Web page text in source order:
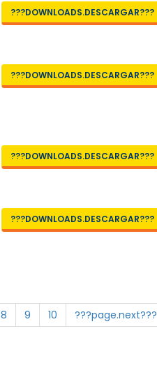
???DOWNLOADS.DESCARGAR???
???DOWNLOADS.DESCARGAR???
???DOWNLOADS.DESCARGAR???
???DOWNLOADS.DESCARGAR???
8 9 10 ???page.next???